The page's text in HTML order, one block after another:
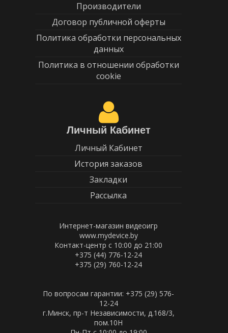
Производители
Договор публичной оферты
Политика обработки персональных
данных
Политика в отношении обработки
cookie
Личный Кабинет
Личный Кабинет
История заказов
Закладки
Рассылка
Интернет-магазин видеоигр
www.mydevice.by
Контакт-центр с 10:00 до 21:00
+375 (44) 776-12-24
+375 (29) 760-12-24
По вопросам гарантии: +375 (29) 576-
12-24
г.Минск, пр-т Независимости, д.168/3,
пом.10Н